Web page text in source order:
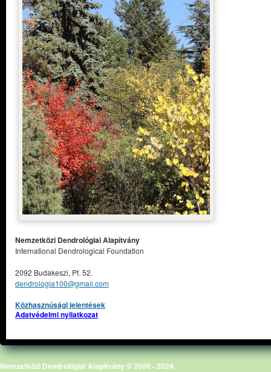
Nemzetközi Dendrológiai Alapítvány
International Dendrological Foundation
2092 Budakeszi, Pf. 52.
dendrologia100@gmail.com
Közhasznúsági jelentések
Adatvédelmi nyilatkozat
Nemzetközi Dendrológiai Alapítvány © 2006 - 2024